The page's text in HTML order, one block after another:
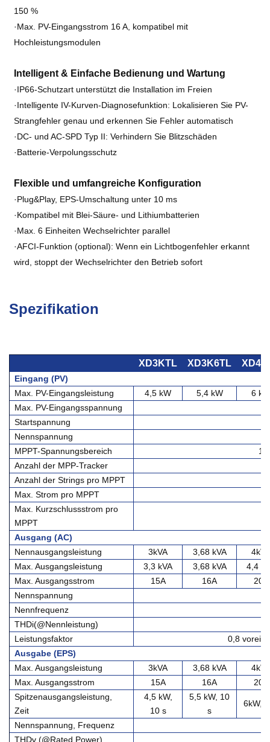
150 %
·Max. PV-Eingangsstrom 16 A, kompatibel mit
Hochleistungsmodulen
Intelligent & Einfache Bedienung und Wartung
·IP66-Schutzart unterstützt die Installation im Freien
·Intelligente IV-Kurven-Diagnosefunktion: Lokalisieren Sie PV-
Strangfehler genau und erkennen Sie Fehler automatisch
·DC- und AC-SPD Typ II: Verhindern Sie Blitzschäden
·Batterie-Verpolungsschutz
Flexible und umfangreiche Konfiguration
·Plug&Play, EPS-Umschaltung unter 10 ms
·Kompatibel mit Blei-Säure- und Lithiumbatterien
·Max. 6 Einheiten Wechselrichter parallel
·AFCI-Funktion (optional): Wenn ein Lichtbogenfehler erkannt
wird, stoppt der Wechselrichter den Betrieb sofort
Spezifikation
XD3KTL XD3K6TL
Eingang (PV)
Max. PV-Eingangsleistung
4,5 kW 5,4 kW
6 kW
Max. PV-Eingangsspannung
Startspannung
Nennspannung
MPPT-Spannungsbereich
Anzahl der MPP-Tracker
Anzahl der Strings pro MPPT
Max. Strom pro MPPT
Max. Kurzschlussstrom pro
MPPT
Ausgang (AC)
Nennausgangsleistung
3kVA 3,68 kVA
4kVA
Max. Ausgangsleistung
3,3 kVA 3,68 kVA
4,4
Max. Ausgangsstrom
15A 16A
20A
Nennspannung
Nennfrequenz
THDi(@Nennleistung)
Leistungsfaktor
0,8
Ausgabe (EPS)
Max. Ausgangsleistung
3kVA 3,68 kVA
4kVA
Max. Ausgangsstrom
15A 16A
20A
Spitzenausgangsleistung,
Zeit
4,5 kW,
10 s
5,5 kW, 10
s
6kW,
Nennspannung, Frequenz
THDv (@Rated Power)